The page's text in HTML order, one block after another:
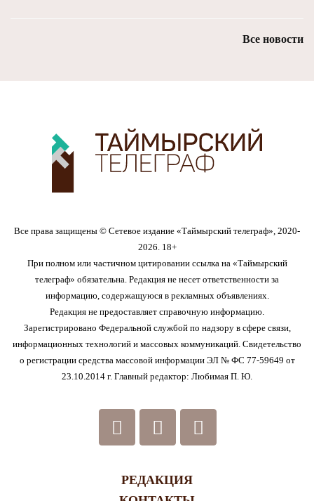
Все новости
Все права защищены © Сетевое издание «Таймырский телеграф», 2020-
2026. 18+
При полном или частичном цитировании ссылка на «Таймырский
телеграф» обязательна. Редакция не несет ответственности за
информацию, содержащуюся в рекламных объявлениях.
Редакция не предоставляет справочную информацию.
Зарегистрировано Федеральной службой по надзору в сфере связи,
информационных технологий и массовых коммуникаций. Свидетельство
о регистрации средства массовой информации ЭЛ № ФС 77-59649 от
23.10.2014 г. Главный редактор: Любимая П. Ю.
РЕДАКЦИЯ